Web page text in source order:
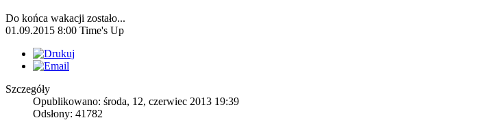
Do końca wakacji zostało...
01.09.2015 8:00 Time's Up
Szczegóły
Opublikowano: środa, 12, czerwiec 2013 19:39
Odsłony: 41782